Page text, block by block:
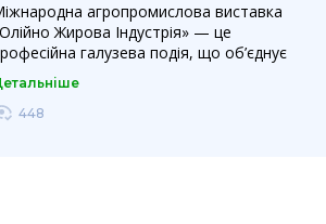
агропромислова виставка
Жирова Індустрія» — це
галузева подія, що об’єднує
постачальників обладнання,
та інгредієнтів для
і переробки рослинних олій
448